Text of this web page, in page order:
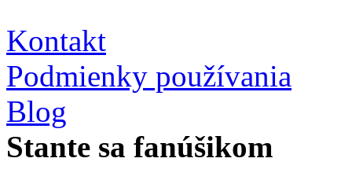
Kontakt
Podmienky používania
Blog
Stante sa fanúšikom